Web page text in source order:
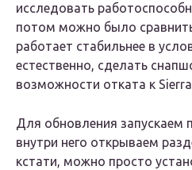
исследовать
потом можно было
работает стабильнее в
естественно, сделать
возможности отката к
Для обновления запускаем
внутри него открываем
кстати, можно просто